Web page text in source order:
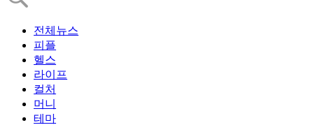
전체뉴스
피플
헬스
라이프
컬처
머니
테마